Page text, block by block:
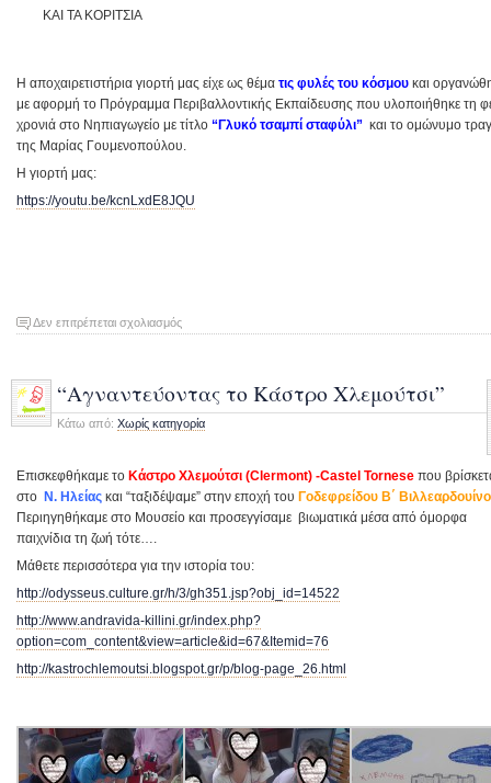
ΚΑΙ ΤΑ ΚΟΡΙΤΣΙΑ
Η αποχαιρετιστήρια γιορτή μας είχε ως θέμα τις φυλές του κόσμου και
με αφορμή το Πρόγραμμα Περιβαλλοντικής Εκπαίδευσης που υλοποιήθηκε τη
χρονιά στο Νηπιαγωγείο με τίτλο “Γλυκό τσαμπί σταφύλι” και το ομώνυμο
της Μαρίας Γουμενοπούλου.
H γιορτή μας:
https://youtu.be/kcnLxdE8JQU
Δεν επιτρέπεται σχολιασμόςστο
διακοπές…”
“Αγναντεύοντας το Κάστρο Χλεμούτσι”
Κάτω από: Χωρίς κατηγορία
Επισκεφθήκαμε το Κάστρο Χλεμούτσι (Clermont) -Castel Tornese που
στο Ν. Ηλείας και “ταξιδέψαμε” στην εποχή του Γοδεφρείδου Β΄
Περιηγηθήκαμε στο Μουσείο και προσεγγίσαμε βιωματικά μέσα από όμορφα
παιχνίδια τη ζωή τότε….
Μάθετε περισσότερα για την ιστορία του:
http://odysseus.culture.gr/h/3/gh351.jsp?obj_id=14522
http://www.andravida-killini.gr/index.php?
option=com_content&view=article&id=67&Itemid=76
http://kastrochlemoutsi.blogspot.gr/p/blog-page_26.html